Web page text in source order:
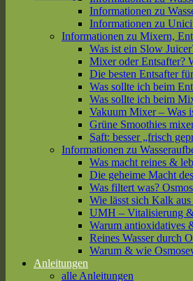
Informationen zu
Informationen zu
Informationen zu Mixern,
Was ist ein Slow
Mixer oder Entsafter?
Die besten Entsafter
Was sollte ich beim
Was sollte ich beim
Vakuum Mixer – Was
Grüne Smoothies
Saft: besser „frisch
Informationen zu
Was macht reines &
Die geheime Macht
Was filtert was?
Wie lässt sich Kalk
UMH – Vitalisierung
Warum antioxidatives
Reines Wasser durch
Warum & wie
Anleitungen
alle Anleitungen